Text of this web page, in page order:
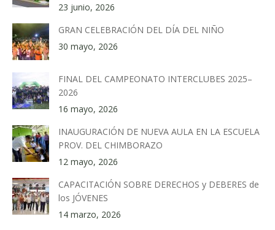
23 junio, 2026
GRAN CELEBRACIÓN DEL DÍA DEL NIÑO
30 mayo, 2026
FINAL DEL CAMPEONATO INTERCLUBES 2025–
2026
16 mayo, 2026
INAUGURACIÓN DE NUEVA AULA EN LA ESCUELA
PROV. DEL CHIMBORAZO
12 mayo, 2026
CAPACITACIÓN SOBRE DERECHOS y DEBERES de
los JÓVENES
14 marzo, 2026